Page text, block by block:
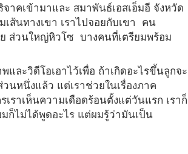
าคเข้ามาและ สมาพันธ์เอสเอ็มอี จังหวัด
นทางเขา เราไปจอยกับเขา คน
ส่วนใหญ่หิวโซ บางคนที่เตรียมพร้อม
และวิดีโอเอาไว้เพื่อ ถ้าเกิดอะไรขึ้นลูกจะ
นหนึ่งแล้ว แต่เราช่วยในเรื่องภาค
ราเห็นความเดือดร้อนตั้งแต่วันแรก เราก็
ก็ไม่ได้พูดอะไร แต่ผมรู้ว่ามันเป็น